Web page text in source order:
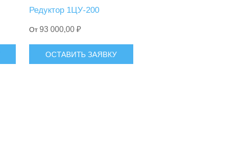
Редуктор 1ЦУ-200
От93 000,00 ₽
ОСТАВИТЬ ЗАЯВКУ